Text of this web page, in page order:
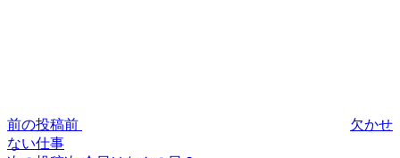
前の投稿前
欠かせ
ない仕事